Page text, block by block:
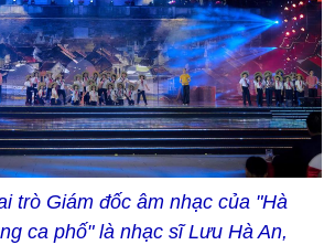
trò Giám đốc âm nhạc của "Hà
ca phố" là nhạc sĩ Lưu Hà An,